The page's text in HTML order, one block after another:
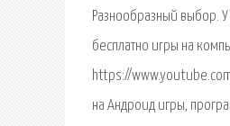
Разнообразный выбор.
бесплатно игры на
https://
на Андроид игры,